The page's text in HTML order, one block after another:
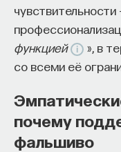
функцией
», в
со всеми её
почему
фальшиво